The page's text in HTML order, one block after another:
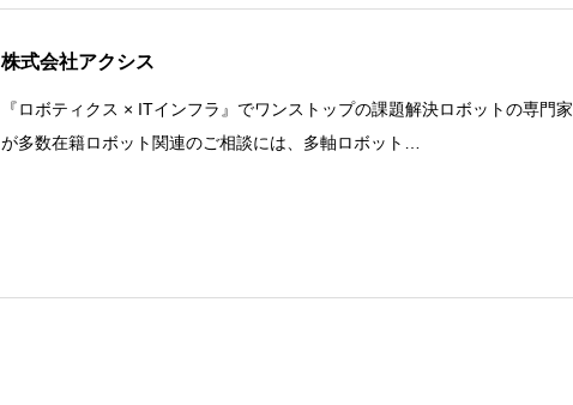
株式会社アクシス
『ロボティクス × ITインフラ』でワンストップの課題解決ロボットの専門家
が多数在籍ロボット関連のご相談には、多軸ロボット…